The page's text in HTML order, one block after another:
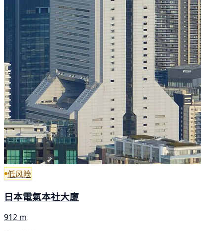
低风险
日本電氣本社大廈
912 m